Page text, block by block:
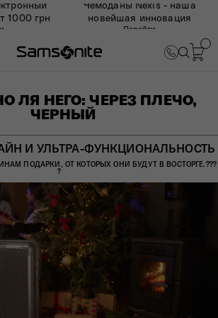
1000 грн
Чемоданы Nexis - наша
новейшая инновация
Перейти
ЛЯ НЕГО: ЧЕРЕЗ ПЛЕЧО,
ЧЕРНЫЙ
И УЛЬТРА-ФУНКЦИОНАЛЬНОСТЬ
ПОДАРКИ, ОТ КОТОРЫХ ОНИ БУДУТ В ВОСТОРГЕ.?​?​​?​
?​